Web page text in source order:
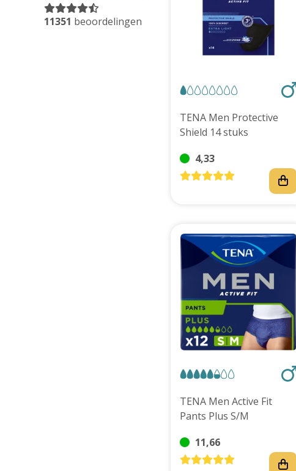
Depend voor Mannen
11351 beoordelingen
TENA Men Protective
Shield 14 stuks
4,33
TENA Men Active Fit
Pants Plus S/M
11,66